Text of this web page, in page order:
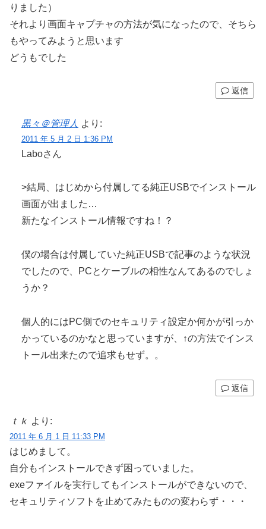
りました）
それより画面キャプチャの方法が気になったので、そちら
もやってみようと思います
どうもでした
返信
黒々＠管理人 より:
2011 年 5 月 2 日 1:36 PM
Laboさん
>結局、はじめから付属してる純正USBでインストール
画面が出ました…
新たなインストール情報ですね！？
僕の場合は付属していた純正USBで記事のような状況
でしたので、PCとケーブルの相性なんてあるのでしょ
うか？
個人的にはPC側でのセキュリティ設定か何かが引っか
かっているのかなと思っていますが、↑の方法でインス
トール出来たので追求もせず。。
返信
ｔｋ より:
2011 年 6 月 1 日 11:33 PM
はじめまして。
自分もインストールできず困っていました。
exeファイルを実行してもインストールができないので、
セキュリティソフトを止めてみたものの変わらず・・・